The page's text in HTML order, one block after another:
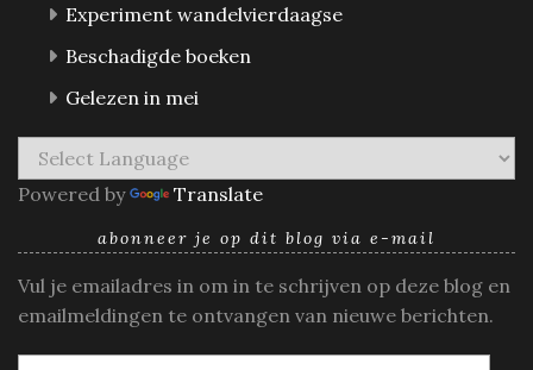
Experiment wandelvierdaagse
Beschadigde boeken
Gelezen in mei
Powered by Translate
abonneer je op dit blog via e-mail
Vul je emailadres in om in te schrijven op deze blog en
emailmeldingen te ontvangen van nieuwe berichten.